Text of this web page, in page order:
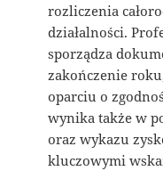
rozliczenia
działalności.
sporządza
zakończenie
oparciu o
wynika także w
oraz wykazu
kluczowymi